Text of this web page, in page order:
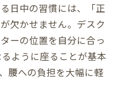
日中の習慣には、「正
欠かせません。デスク
ーの位置を自分に合っ
ように座ることが基本
腰への負担を大幅に軽